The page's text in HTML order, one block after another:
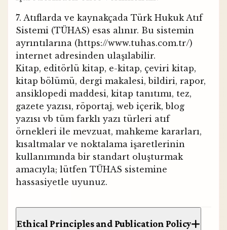
7. Atıflarda ve kaynakçada Türk Hukuk Atıf
Sistemi (TÜHAS) esas alınır. Bu sistemin
ayrıntılarına (https://www.tuhas.com.tr/)
internet adresinden ulaşılabilir.
Kitap, editörlü kitap, e-kitap, çeviri kitap,
kitap bölümü, dergi makalesi, bildiri, rapor,
ansiklopedi maddesi, kitap tanıtımı, tez,
gazete yazısı, röportaj, web içerik, blog
yazısı vb tüm farklı yazı türleri atıf
örnekleri ile mevzuat, mahkeme kararları,
kısaltmalar ve noktalama işaretlerinin
kullanımında bir standart oluşturmak
amacıyla; lütfen TÜHAS sistemine
hassasiyetle uyunuz.
Ethical Principles and Publication Policy